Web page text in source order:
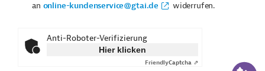
an online-kundenservice@gtai.de widerrufen.
Anti-Roboter-Verifizierung
Hier klicken
FriendlyCaptcha ⇗ KI-